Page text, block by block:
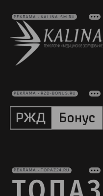
РЕКЛАМА • KALINA-SM.RU
РЕКЛАМА • RZD-BONUS.RU
РЕКЛАМА • TOPAZ24.RU